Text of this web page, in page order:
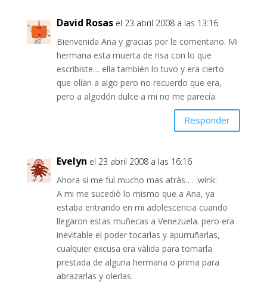
David Rosas el 23 abril 2008 a las 13:16
Bienvenida Ana y gracias por le comentario. Mi
hermana esta muerta de risa con lo que
escribiste… ella también lo tuvo y era cierto
que olían a algo pero no recuerdo que era,
pero a algodón dulce a mi no me parecía.
Responder
Evelyn el 23 abril 2008 a las 16:16
Ahora si me fuì mucho mas atràs…. :wink:
A mi me sucediò lo mismo que a Ana, ya
estaba entrando en mi adolescencia cuando
llegaron estas muñecas a Venezuela. pero era
inevitable el poder tocarlas y apurruñarlas,
cualquier excusa era vàlida para tomarla
prestada de alguna hermana o prima para
abrazarlas y olerlas.